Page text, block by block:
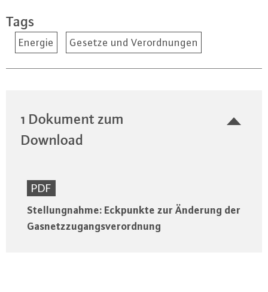
Tags
Energie Gesetze und Verordnungen
1 Dokument zum
Download
PDF
Stellungnahme: Eckpunkte zur Änderung der
Gasnetzzugangsverordnung